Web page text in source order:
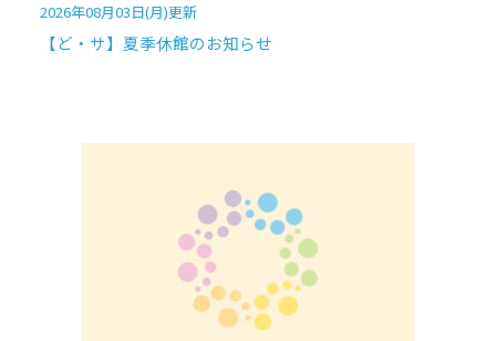
2026年08月03日(月)更新
【ど・サ】夏季休館のお知らせ